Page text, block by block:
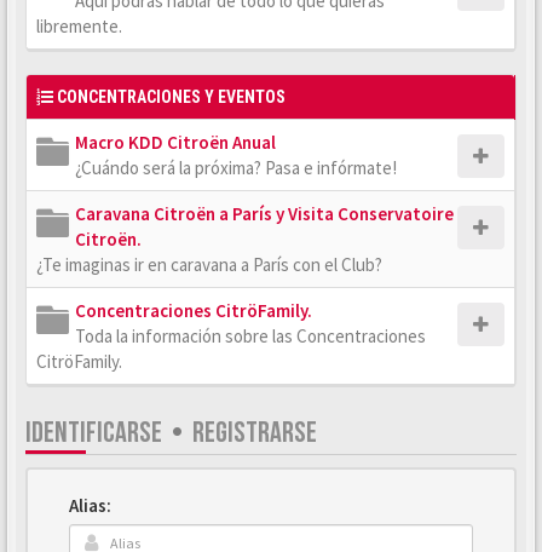
libremente.
CONCENTRACIONES Y EVENTOS
Macro KDD Citroën Anual
¿Cuándo será la próxima? Pasa e infórmate!
Caravana Citroën a París y Visita Conservatoire
Citroën.
¿Te imaginas ir en caravana a París con el Club?
Concentraciones CitröFamily.
Toda la información sobre las Concentraciones
CitröFamily.
IDENTIFICARSE • REGISTRARSE
Alias: